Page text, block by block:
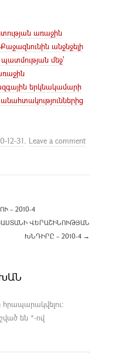
առաջին
անջնջելի
մեջ՝
երկնակամարի
12-31. Leave a comment
– 2010-4
ՎԵՐԱՇԻՆՈՒԹՅԱՆ
ԽՆԴԻՐԸ – 2010-4 →
հրապարակվելու։
են *-ով